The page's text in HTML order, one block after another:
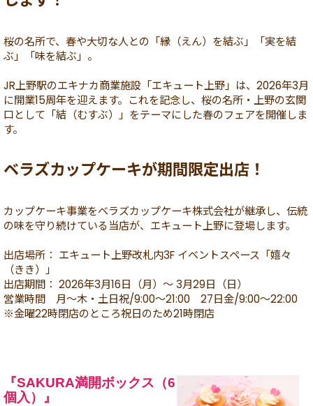
桜の名所で、春や大切な人との「縁（えん）を結ぶ」「実を結
ぶ」「味を結ぶ」。
JR上野駅のエキナカ商業施設「エキュート上野」は、2026年3月
に開業15周年を迎えます。これを記念し、桜の名所・上野の玄関
口として「結（むすぶ）」をテーマにした春のフェアを開催しま
す。
ベラズカップケーキが期間限定出店！
カップケーキ事業をベラズカップケーキ株式会社が継承し、伝統
の味を守り続けている当店が、エキュート上野に登場します。
出店場所： エキュート上野改札内3F イベントスペース「嬉々
（きき）」
出店期間： 2026年3月16日（月）～ 3月29日（日）
営業時間 月～木・土日祝/9:00～21:00 27日金/9:00～22:00
※金曜22時閉店のところ祝日のため21時閉店
『SAKURA満開ボックス（6
個入）』